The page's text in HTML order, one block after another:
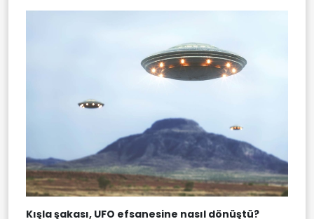
Kışla şakası, UFO efsanesine nasıl dönüştü?